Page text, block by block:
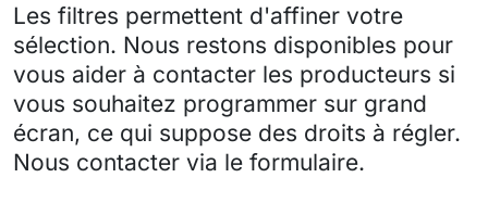
Les filtres permettent d'affiner votre
sélection. Nous restons disponibles pour
vous aider à contacter les producteurs si
vous souhaitez programmer sur grand
écran, ce qui suppose des droits à régler.
Nous contacter via le formulaire.